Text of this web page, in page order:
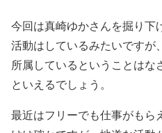
今回は真崎ゆかさんを掘り下
活動はしているみたいですが
所属しているということはな
といえるでしょう。
最近はフリーでも仕事がもら